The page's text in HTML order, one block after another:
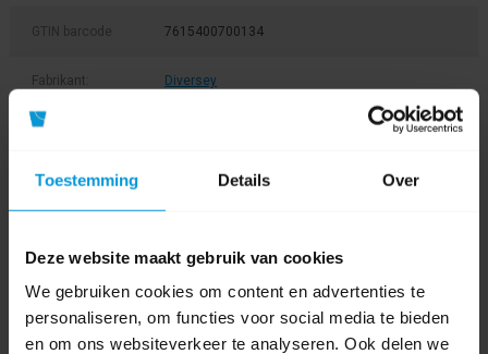
Toestemming Details Over
Deze website maakt gebruik van cookies
We gebruiken cookies om content en advertenties te
personaliseren, om functies voor social media te bieden
en om ons websiteverkeer te analyseren. Ook delen we
GTIN barcode 7615400700134
Fabrikant: Diversey
Lengte
Materiaal Aluminium
Product labels